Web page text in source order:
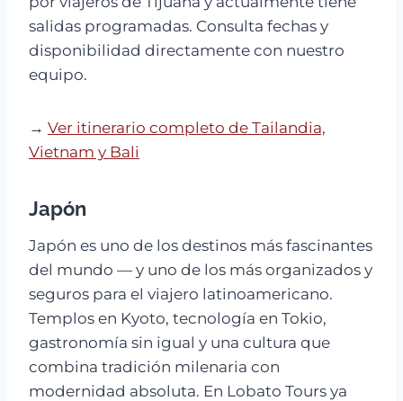
salidas programadas. Consulta fechas y
disponibilidad directamente con nuestro
equipo.
→ Ver itinerario completo de Tailandia,
Vietnam y Bali
Japón
Japón es uno de los destinos más fascinantes
del mundo — y uno de los más organizados y
seguros para el viajero latinoamericano.
Templos en Kyoto, tecnología en Tokio,
gastronomía sin igual y una cultura que
combina tradición milenaria con
modernidad absoluta. En Lobato Tours ya